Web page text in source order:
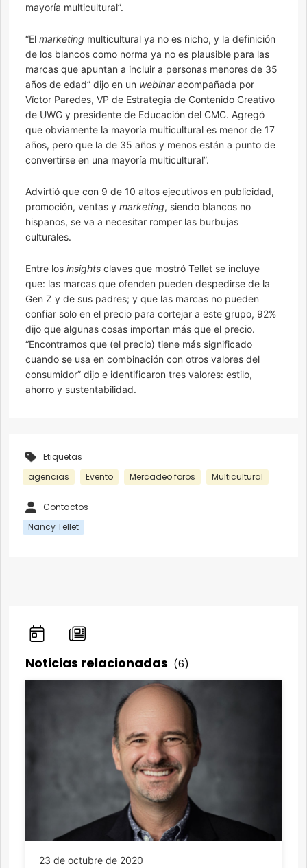
mayoría multicultural”.
“El marketing multicultural ya no es nicho, y la definición
de los blancos como norma ya no es plausible para las
marcas que apuntan a incluir a personas menores de 35
años de edad” dijo en un webinaracompañada por
Víctor Paredes, VP de Estrategia de Contenido Creativo
de UWG y presidente de Educación del CMC. Agregó
que obviamente la mayoría multicultural es menor de 17
años, pero que la de 35 años y menos están a punto de
convertirse en una mayoría multicultural”.
Advirtió que con 9 de 10 altos ejecutivos en publicidad,
promoción, ventas y marketing, siendo blancos no
hispanos, se va a necesitar romper las burbujas
culturales.
Entre los insights claves que mostró Tellet se incluye
que: las marcas que ofenden pueden despedirse de la
Gen Z y de sus padres; y que las marcas no pueden
confiar solo en el precio para cortejar a este grupo, 92%
dijo que algunas cosas importan más que el precio.
“Encontramos que (el precio) tiene más significado
cuando se usa en combinación con otros valores del
consumidor” dijo e identificaron tres valores: estilo,
ahorro y sustentabilidad.
Etiquetas
agencias
Evento Mercadeo foros Multicultural
Contactos
Nancy Tellet
Noticias relacionadas (6)
23 de octubre de 2020